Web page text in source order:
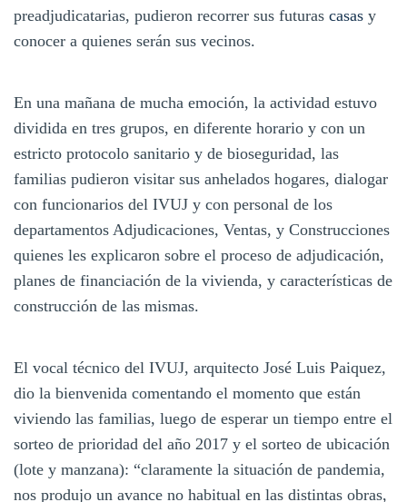
preadjudicatarias, pudieron recorrer sus futuras casas y
conocer a quienes serán sus vecinos.
En una mañana de mucha emoción, la actividad estuvo
dividida en tres grupos, en diferente horario y con un
estricto protocolo sanitario y de bioseguridad, las
familias pudieron visitar sus anhelados hogares, dialogar
con funcionarios del IVUJ y con personal de los
departamentos Adjudicaciones, Ventas, y Construcciones
quienes les explicaron sobre el proceso de adjudicación,
planes de financiación de la vivienda, y características de
construcción de las mismas.
El vocal técnico del IVUJ, arquitecto José Luis Paiquez,
dio la bienvenida comentando el momento que están
viviendo las familias, luego de esperar un tiempo entre el
sorteo de prioridad del año 2017 y el sorteo de ubicación
(lote y manzana): “claramente la situación de pandemia,
nos produjo un avance no habitual en las distintas obras,